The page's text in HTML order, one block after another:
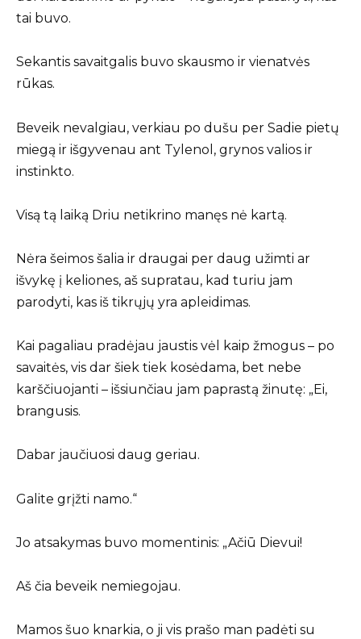
tai buvo.
Sekantis savaitgalis buvo skausmo ir vienatvės
rūkas.
Beveik nevalgiau, verkiau po dušu per Sadie pietų
miegą ir išgyvenau ant Tylenol, grynos valios ir
instinkto.
Visą tą laiką Driu netikrino manęs nė kartą.
Nėra šeimos šalia ir draugai per daug užimti ar
išvykę į keliones, aš supratau, kad turiu jam
parodyti, kas iš tikrųjų yra apleidimas.
Kai pagaliau pradėjau jaustis vėl kaip žmogus – po
savaitės, vis dar šiek tiek kosėdama, bet nebe
karščiuojanti – išsiunčiau jam paprastą žinutę: „Ei,
brangusis.
Dabar jaučiuosi daug geriau.
Galite grįžti namo.“
Jo atsakymas buvo momentinis: „Ačiū Dievui!
Aš čia beveik nemiegojau.
Mamos šuo knarkia, o ji vis prašo man padėti su